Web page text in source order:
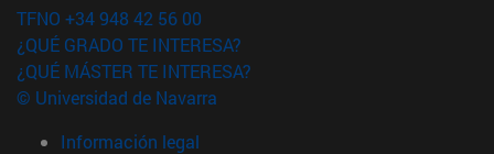
TFNO +34 948 42 56 00
¿QUÉ GRADO TE INTERESA?
¿QUÉ MÁSTER TE INTERESA?
© Universidad de Navarra
Información legal